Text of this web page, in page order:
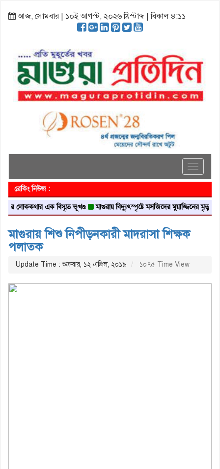
আজ, সোমবার | ১০ই আগস্ট, ২০২৬ খ্রিস্টাব্দ | বিকাল ৪:১১
Toggle
ব্রেকিং নিউজ :
এক বিস্মৃত ভূখণ্ড মাগুরায় বিদ্যুৎস্পৃষ্টে মসজিদের মুয়াজ্জিনের মৃত্যু আবৃত্তি
মাগুরায় শিশু নিপীড়নকারী মাদরাসা শিক্ষক
পলাতক
Update Time : শুক্রবার, ১২ এপ্রিল, ২০১৯ ১০৭৫ Time View